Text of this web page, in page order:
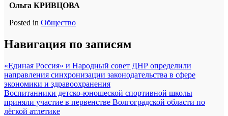
Ольга КРИВЦОВА
Posted in Общество
Навигация по записям
«Единая Россия» и Народный совет ДНР определили
направления синхронизации законодательства в сфере
экономики и здравоохранения
Воспитанники детско-юношеской спортивной школы
приняли участие в первенстве Волгоградской области по
лёгкой атлетике